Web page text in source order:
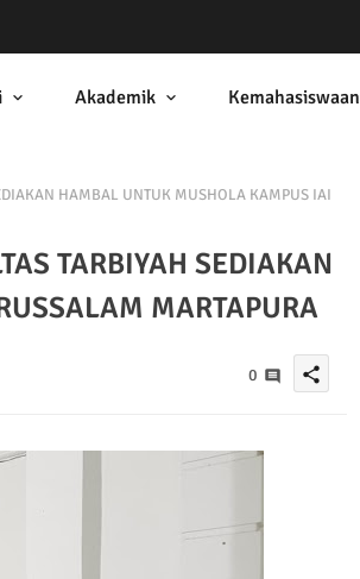
Akademik Kemahasiswaan
HAMBAL UNTUK MUSHOLA KAMPUS IAI
TARBIYAH SEDIAKAN
MARTAPURA
0 share